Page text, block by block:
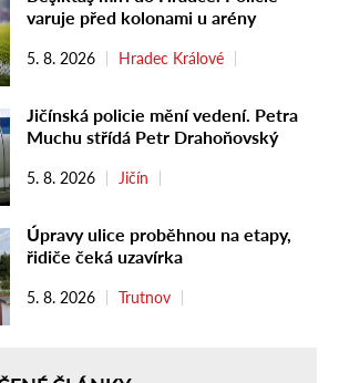
varuje před kolonami u arény
5. 8. 2026 Hradec Králové
Jičínská policie mění vedení. Petra
Muchu střídá Petr Drahoňovský
5. 8. 2026 Jičín
Úpravy ulice proběhnou na etapy,
řidiče čeká uzavírka
5. 8. 2026 Trutnov